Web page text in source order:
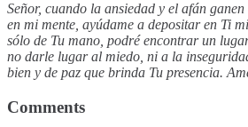
Señor, cuando la ansiedad y el afán
en mi mente, ayúdame a depositar en Ti
sólo de Tu mano, podré encontrar un
no darle lugar al miedo, ni a la
bien y de paz que brinda Tu presencia.
Comments